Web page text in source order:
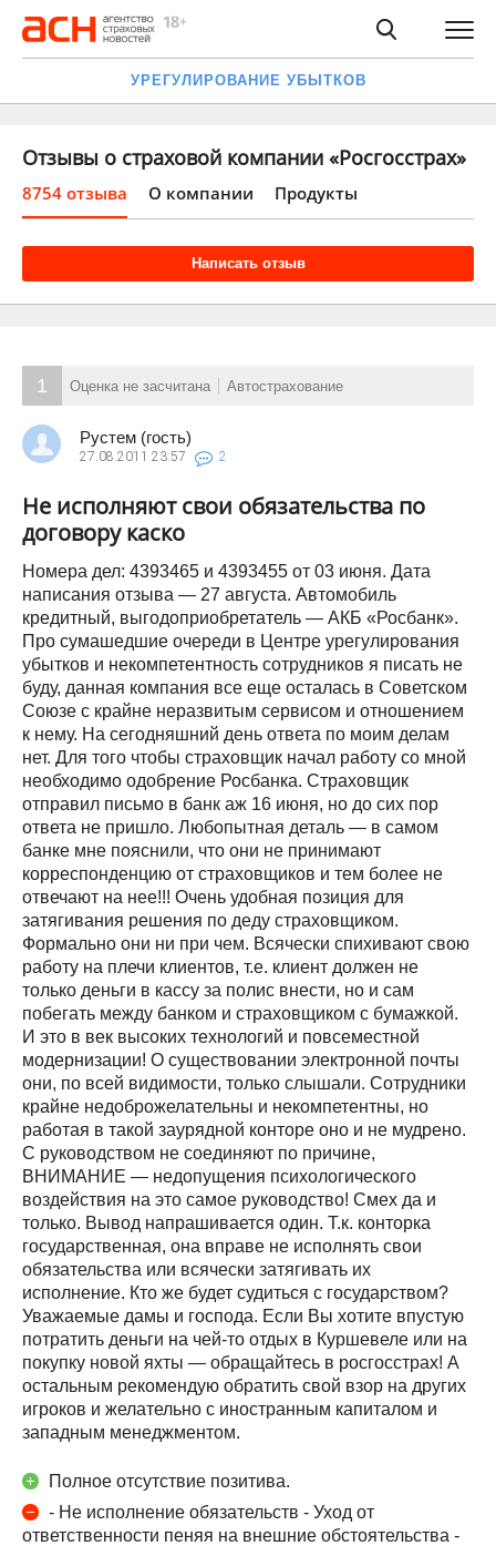
УРЕГУЛИРОВАНИЕ УБЫТКОВ
Отзывы о страховой компании «Росгосстрах»
8754 отзыва О компании Продукты
Написать отзыв
1 Оценка не засчитана Автострахование
Рустем (гость)
27.08.2011 23:57 2
Не исполняют свои обязательства по
договору каско
Номера дел: 4393465 и 4393455 от 03 июня. Дата
написания отзыва — 27 августа. Автомобиль
кредитный, выгодоприобретатель — АКБ «Росбанк».
Про сумашедшие очереди в Центре урегулирования
убытков и некомпетентность сотрудников я писать не
буду, данная компания все еще осталась в Советском
Союзе с крайне неразвитым сервисом и отношением
к нему. На сегодняшний день ответа по моим делам
нет. Для того чтобы страховщик начал работу со мной
необходимо одобрение Росбанка. Страховщик
отправил письмо в банк аж 16 июня, но до сих пор
ответа не пришло. Любопытная деталь — в самом
банке мне пояснили, что они не принимают
корреспонденцию от страховщиков и тем более не
отвечают на нее!!! Очень удобная позиция для
затягивания решения по деду страховщиком.
Формально они ни при чем. Всячески спихивают свою
работу на плечи клиентов, т.е. клиент должен не
только деньги в кассу за полис внести, но и сам
побегать между банком и страховщиком с бумажкой.
И это в век высоких технологий и повсеместной
модернизации! О существовании электронной почты
они, по всей видимости, только слышали. Сотрудники
крайне недоброжелательны и некомпетентны, но
работая в такой заурядной конторе оно и не мудрено.
С руководством не соединяют по причине,
ВНИМАНИЕ — недопущения психологического
воздействия на это самое руководство! Смех да и
только. Вывод напрашивается один. Т.к. конторка
государственная, она вправе не исполнять свои
обязательства или всячески затягивать их
исполнение. Кто же будет судиться с государством?
Уважаемые дамы и господа. Если Вы хотите впустую
потратить деньги на чей-то отдых в Куршевеле или на
покупку новой яхты — обращайтесь в росгосстрах! А
остальным рекомендую обратить свой взор на других
игроков и желательно с иностранным капиталом и
западным менеджментом.
Полное отсутствие позитива.
- Не исполнение обязательств - Уход от
ответственности пеняя на внешние обстоятельства -